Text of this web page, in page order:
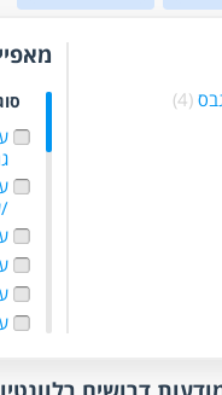
(4)